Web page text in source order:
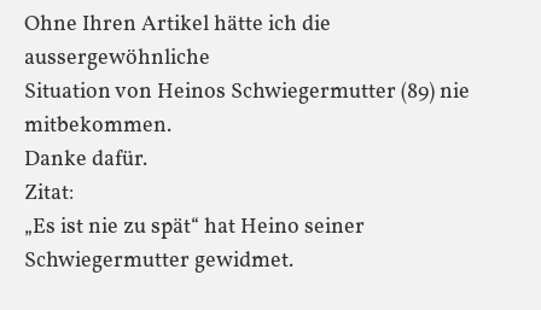
Ohne Ihren Artikel hätte ich die
aussergewöhnliche
Situation von Heinos Schwiegermutter (89) nie
mitbekommen.
Danke dafür.
Zitat:
„Es ist nie zu spät“ hat Heino seiner
Schwiegermutter gewidmet.